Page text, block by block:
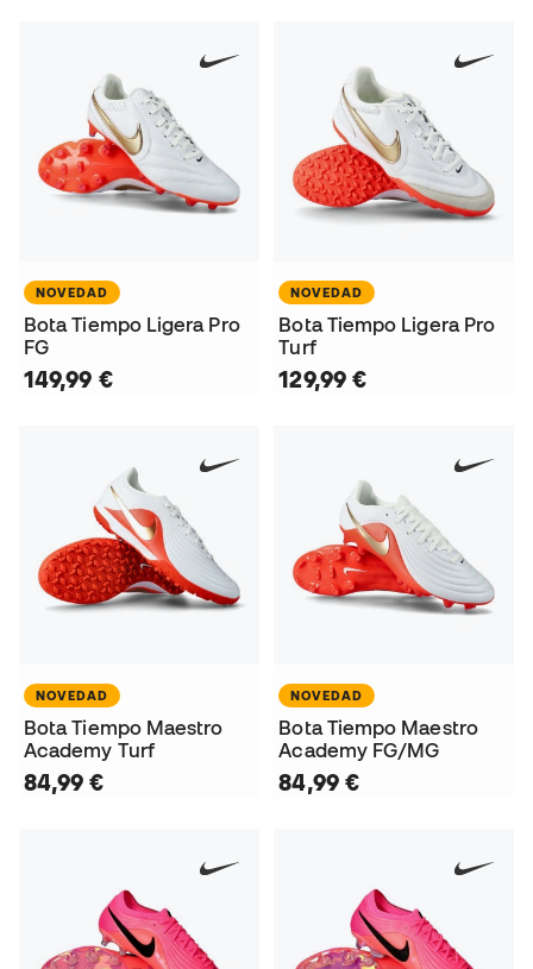
NOVEDAD
Bota Tiempo Ligera Pro
FG
149,99 €
NOVEDAD
Bota Tiempo Ligera Pro
Turf
129,99 €
NOVEDAD
Bota Tiempo Maestro
Academy Turf
84,99 €
NOVEDAD
Bota Tiempo Maestro
Academy FG/MG
84,99 €